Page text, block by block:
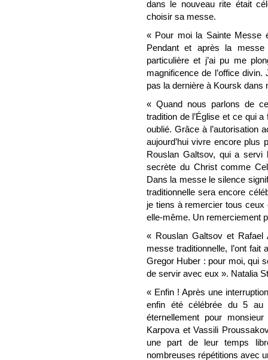
dans le nouveau rite était
choisir sa messe.
« Pour moi la Sainte Messe
Pendant et après la
particulière et j’ai pu me
magnificence de l’office
pas la dernière à Koursk dans
« Quand nous parlons de
tradition de l’Église et ce qui
oublié. Grâce à l’autorisation
aujourd’hui vivre encore plus
Rouslan Galtsov, qui a servi
secrète du Christ comme
Dans la messe le silence
traditionnelle sera encore
je tiens à remercier tous
elle-même. Un remerciement
« Rouslan Galtsov et
messe traditionnelle, l’ont
Gregor Huber : pour moi, qui
de servir avec eux ». Natalia
« Enfin ! Après une
enfin été célébrée du 5
éternellement pour
Karpova et Vassili
une part de leur temps
nombreuses répétitions avec